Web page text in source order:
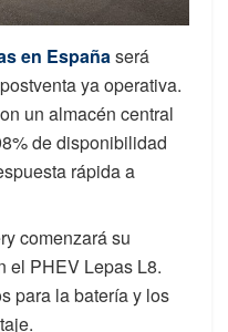
en Españaserá
ya operativa.
un almacén central
de disponibilidad
rápida a
comenzará su
el PHEV Lepas L8.
para la batería y los